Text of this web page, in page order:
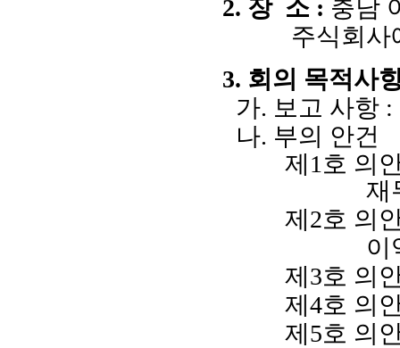
2. 장 소 : 충남
주식회사
3. 회의 목적사
가. 보고 사항 :
나. 부의 안건
제 1 호 의
재
제 2호 의
이
제 3호 의
제 4호 의
제 5호 의